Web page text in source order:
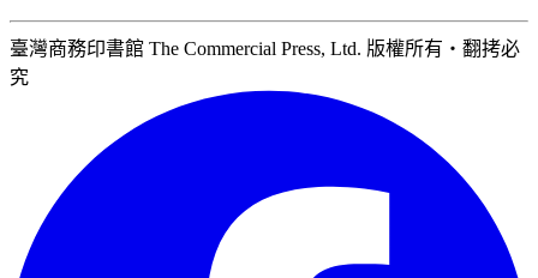
臺灣商務印書館 The Commercial Press, Ltd. 版權所有‧翻拷必
究